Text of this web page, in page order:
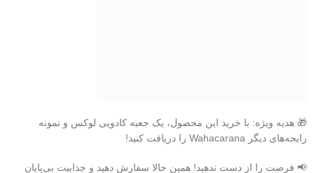
🎁 هدیه ویژه: با خرید این محصول، یک جعبه کادویی لوکس و نمونه
رایحه‌های دیگر Wahacarana را دریافت کنید!
📢 فرصت را از دست ندهید! همین حالا سفارش دهید و جذابیت بی‌پایان